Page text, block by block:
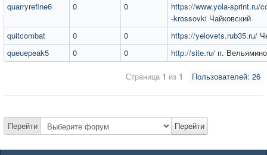
quarryrefine6
0 0
https://www.yola-sprint.ru/
-krossovki Чайковский
quitcombat
0 0 https://yelovets.rub35.ru/
queuepeak5
0 0 http://site.ru/ п.
Пользователей: 26
Страница 1 из 1
Перейти Перейти